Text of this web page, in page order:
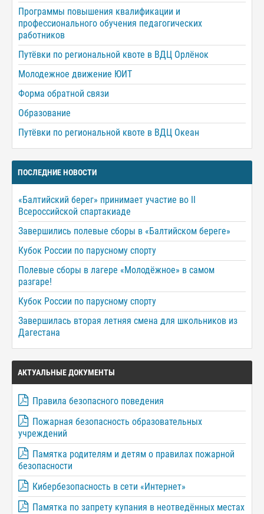
Программы повышения квалификации и
профессионального обучения педагогических
работников
Путёвки по региональной квоте в ВДЦ Орлёнок
Молодежное движение ЮИТ
Форма обратной связи
Образование
Путёвки по региональной квоте в ВДЦ Океан
ПОСЛЕДНИЕ НОВОСТИ
«Балтийский берег» принимает участие во II
Всероссийской спартакиаде
Завершились полевые сборы в «Балтийском береге»
Кубок России по парусному спорту
Полевые сборы в лагере «Молодёжное» в самом
разгаре!
Кубок России по парусному спорту
Завершилась вторая летняя смена для школьников из
Дагестана
АКТУАЛЬНЫЕ ДОКУМЕНТЫ
Правила безопасного поведения
Пожарная безопасность образовательных
учреждений
Памятка родителям и детям о правилах пожарной
безопасности
Кибербезопасность в сети «Интернет»
Памятка по запрету купания в неотведённых местах